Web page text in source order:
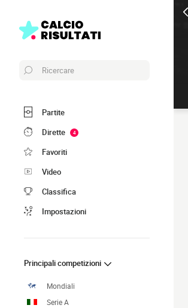
Ricercare
Partite
Dirette
4
Favoriti
Video
Classifica
Impostazioni
Principali competizioni
Mondiali
Serie A